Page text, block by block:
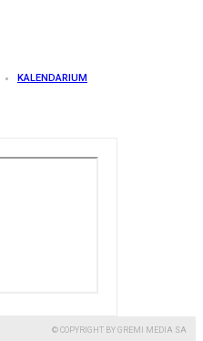
KALENDARIUM
© COPYRIGHT BY GREMI MEDIA SA